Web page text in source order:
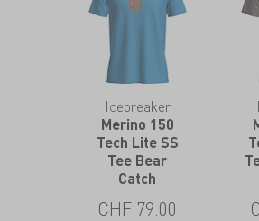
Icebreaker
Merino 150
Tech Lite SS
Tee Bear
Catch
CHF 79.00